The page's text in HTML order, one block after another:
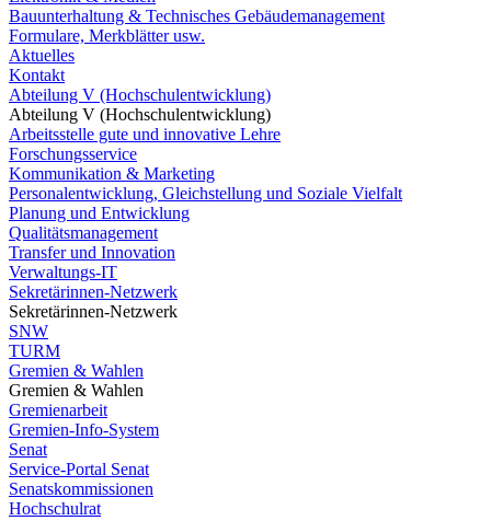
Bauunterhaltung & Technisches Gebäudemanagement
Formulare, Merkblätter usw.
Aktuelles
Kontakt
Abteilung V (Hochschulentwicklung)
Abteilung V (Hochschulentwicklung)
Arbeitsstelle gute und innovative Lehre
Forschungsservice
Kommunikation & Marketing
Personalentwicklung, Gleichstellung und Soziale Vielfalt
Planung und Entwicklung
Qualitätsmanagement
Transfer und Innovation
Verwaltungs-IT
Sekretärinnen-Netzwerk
Sekretärinnen-Netzwerk
SNW
TURM
Gremien & Wahlen
Gremien & Wahlen
Gremienarbeit
Gremien-Info-System
Senat
Service-Portal Senat
Senatskommissionen
Hochschulrat